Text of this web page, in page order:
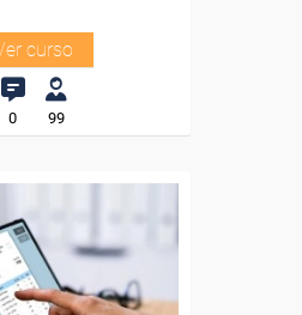
curso
0 99
100%